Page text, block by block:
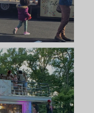
Slovenščina
Latviešu valoda
Dansk
Hrvatski
Српски језик
Norsk nynorsk
Maori